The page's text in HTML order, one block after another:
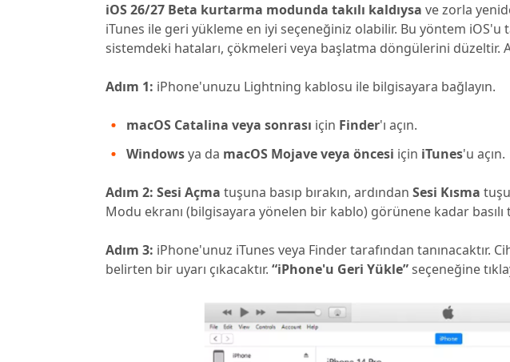
iOS 26/27 Beta kurtarma modunda takılı kaldıysa ve zorla
iTunes ile geri yükleme en iyi seçeneğiniz olabilir. Bu yöntem
sistemdeki hataları, çökmeleri veya başlatma döngülerini düzeltir.
Adım 1: iPhone'unuzu Lightning kablosu ile bilgisayara bağlayın.
macOS Catalina veya sonrası için Finder'ı açın.
Windowsya da macOS Mojave veya öncesi için iTunes'u açın.
Adım 2: Sesi Açma tuşuna basıp bırakın, ardından Sesi Kısma
Modu ekranı (bilgisayara yönelen bir kablo) görünene kadar basılı
Adım 3: iPhone'unuz iTunes veya Finder tarafından tanınacaktır.
belirten bir uyarı çıkacaktır. “iPhone'u Geri Yükle”seçeneğine